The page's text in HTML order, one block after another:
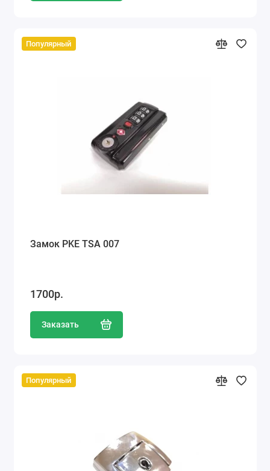
Популярный
Замок PKE TSA 007
1700р.
Заказать
Популярный